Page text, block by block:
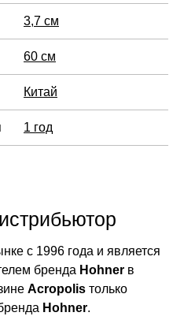
3,7 см
60 см
Китай
1 год
с 1996 года и является
бренда Hohner в
Acropolis только
Hohner.